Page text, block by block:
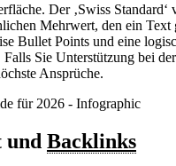
Der ‚Swiss
Mehrwert, den ein Text
Bullet Points und eine
Sie Unterstützung bei
Ansprüche.
und Backlinks